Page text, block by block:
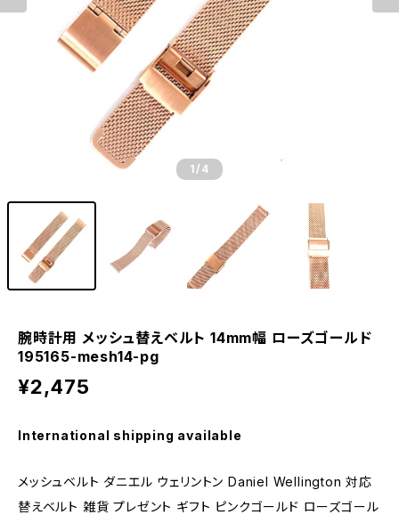
1 /4
腕時計用 メッシュ替えベルト 14mm幅 ローズゴールド
195165-mesh14-pg
¥2,475
International shipping available
メッシュベルト ダニエル ウェリントン Daniel Wellington 対応
替えベルト 雑貨 プレゼント ギフト ピンクゴールド ローズゴール